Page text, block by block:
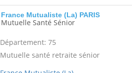
France Mutualiste (La) PARIS
Mutuelle Santé Sénior
Département: 75
Mutuelle santé retraite sénior